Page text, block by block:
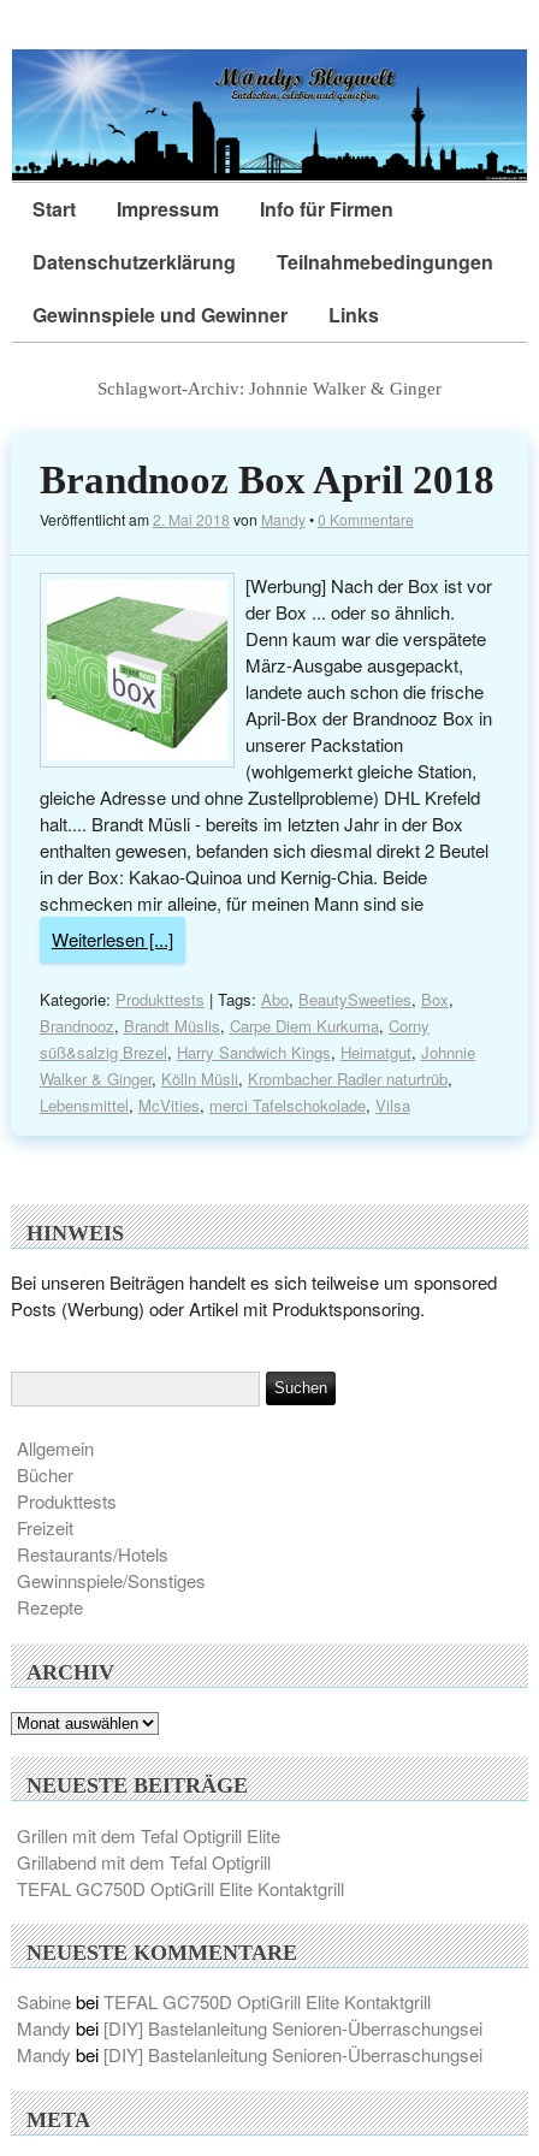
Start Impressum
Info für Firmen
Datenschutzerklärung
Teilnahmebedingungen
Gewinnspiele und Gewinner
Links
Schlagwort-Archiv: Johnnie Walker & Ginger
Brandnooz Box April 2018
Veröffentlicht am2. Mai 2018 von Mandy•0 Kommentare
[Werbung] Nach der Box ist vor
der Box ... oder so ähnlich.
Denn kaum war die verspätete
März-Ausgabe ausgepackt,
landete auch schon die frische
April-Box der Brandnooz Box in
unserer Packstation
(wohlgemerkt gleiche Station,
gleiche Adresse und ohne Zustellprobleme) DHL Krefeld
halt.... Brandt Müsli - bereits im letzten Jahr in der Box
enthalten gewesen, befanden sich diesmal direkt 2 Beutel
in der Box: Kakao-Quinoa und Kernig-Chia. Beide
schmecken mir alleine, für meinen Mann sind sie
Weiterlesen [...]
Kategorie: Produkttests | Tags: Abo, BeautySweeties, Box,
Brandnooz, Brandt Müslis, Carpe Diem Kurkuma, Corny
süß&salzig Brezel, Harry Sandwich Kings, Heimatgut, Johnnie
Walker & Ginger, Kölln Müsli, Krombacher Radler naturtrüb,
Lebensmittel, McVities, merci Tafelschokolade, Vilsa
HINWEIS
Bei unseren Beiträgen handelt es sich teilweise um sponsored
Posts (Werbung) oder Artikel mit Produktsponsoring.
Allgemein
Bücher
Produkttests
Freizeit
Restaurants/Hotels
Gewinnspiele/Sonstiges
Rezepte
ARCHIV
Archiv
NEUESTE BEITRÄGE
Grillen mit dem Tefal Optigrill Elite
Grillabend mit dem Tefal Optigrill
TEFAL GC750D OptiGrill Elite Kontaktgrill
NEUESTE KOMMENTARE
SabinebeiTEFAL GC750D OptiGrill Elite Kontaktgrill
Mandy bei [DIY] Bastelanleitung Senioren-Überraschungsei
Mandy bei [DIY] Bastelanleitung Senioren-Überraschungsei
META